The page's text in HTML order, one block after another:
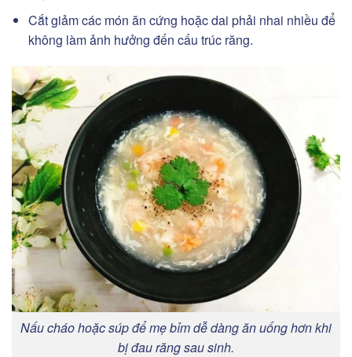
Cắt giảm các món ăn cứng hoặc dai phải nhai nhiều để
không làm ảnh hưởng đến cấu trúc răng.
Nấu cháo hoặc súp để mẹ bỉm dễ dàng ăn uống hơn khi
bị đau răng sau sinh.